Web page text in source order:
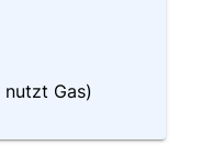
nutzt Gas)